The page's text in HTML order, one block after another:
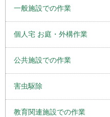
一般施設での作業
個人宅 お庭・外構作業
公共施設での作業
害虫駆除
教育関連施設での作業